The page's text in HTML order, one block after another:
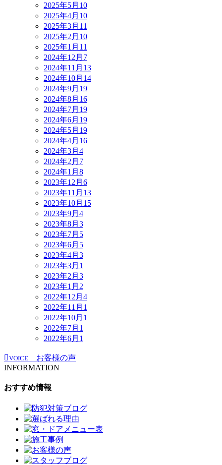
2025年5月 10
2025年4月 10
2025年3月 11
2025年2月 10
2025年1月 11
2024年12月 7
2024年11月 13
2024年10月 14
2024年9月 19
2024年8月 16
2024年7月 19
2024年6月 19
2024年5月 19
2024年4月 16
2024年3月 4
2024年2月 7
2024年1月 8
2023年12月 6
2023年11月 13
2023年10月 15
2023年9月 4
2023年8月 3
2023年7月 5
2023年6月 5
2023年4月 3
2023年3月 1
2023年2月 3
2023年1月 2
2022年12月 4
2022年11月 1
2022年10月 1
2022年7月 1
2022年6月 1
VOICE
お客様の声
INFORMATION
おすすめ情報